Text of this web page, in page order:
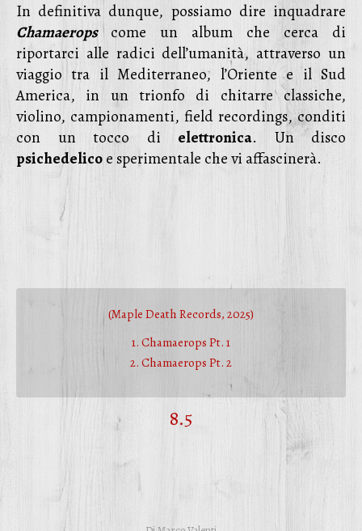
In definitiva dunque, possiamo dire inquadrare
Chamaerops come un album che cerca di
riportarci alle radici dell’umanità, attraverso un
viaggio tra il Mediterraneo, l’Oriente e il Sud
America, in un trionfo di chitarre classiche,
violino, campionamenti, field recordings, conditi
con un tocco di elettronica. Un disco
psichedelicoe sperimentale che vi affascinerà.
(Maple Death Records, 2025)
1. Chamaerops Pt. 1
2. Chamaerops Pt. 2
8.5